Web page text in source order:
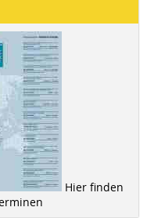
Hier finden